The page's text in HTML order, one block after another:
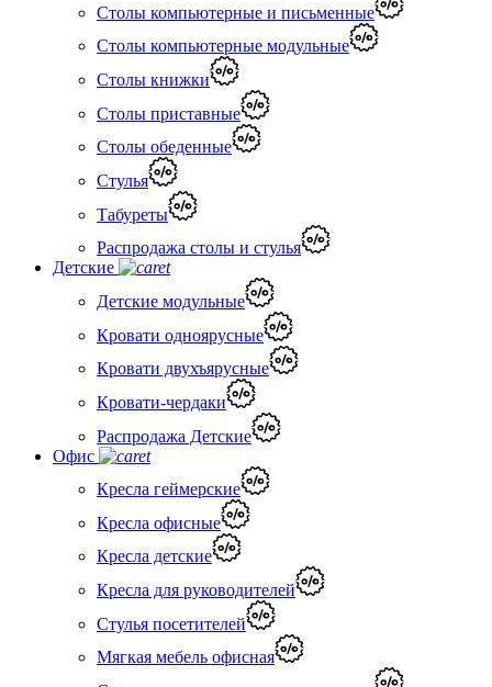
Столы компьютерные и письменные
Столы компьютерные модульные
Столы книжки
Столы приставные
Столы обеденные
Стулья
Табуреты
Распродажа столы и стулья
Детские
Детские модульные
Кровати одноярусные
Кровати двухъярусные
Кровати-чердаки
Распродажа Детские
Офис
Кресла геймерские
Кресла офисные
Кресла детские
Кресла для руководителей
Стулья посетителей
Мягкая мебель офисная